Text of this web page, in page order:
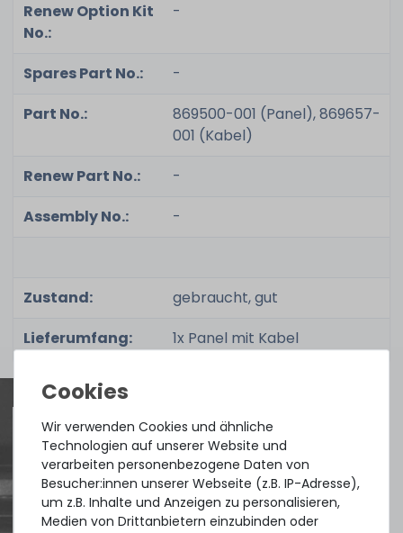
Renew Option Kit
No.:
-
Spares Part No.:
-
Part No.:
869500-001 (Panel), 869657-
001 (Kabel)
Renew Part No.:
-
Assembly No.:
-
Zustand:
gebraucht, gut
Lieferumfang:
1x Panel mit Kabel
Quick shipment for heavy-weigth servers
an perfect state of the machines. Also
great paying options and Euro VAT
Wir verwenden Cookies und ähnliche
Technologien auf unserer Website und
verarbeiten personenbezogene Daten von
Besucher:innen unserer Webseite (z.B. IP-Adresse),
um z.B. Inhalte und Anzeigen zu personalisieren,
Medien von Drittanbietern einzubinden oder